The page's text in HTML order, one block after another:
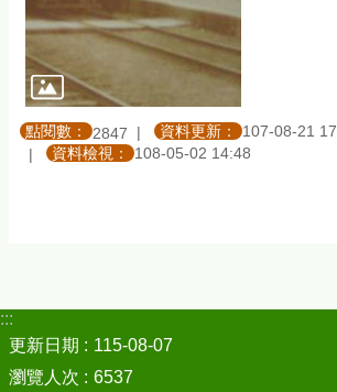
點閱數： 2847 資料更新：
107-08-21
資料檢視：
108-05-02 14:48
:::
更新日期
115-08-07
瀏覽人次
6537